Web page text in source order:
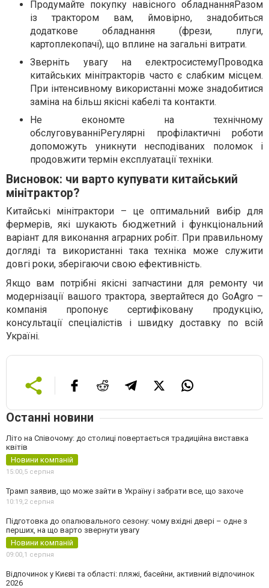
Продумайте покупку навісного обладнанняРазом
із трактором вам, ймовірно, знадобиться
додаткове обладнання (фрези, плуги,
картоплекопачі), що вплине на загальні витрати.
Зверніть увагу на електросистемуПроводка
китайських мінітракторів часто є слабким місцем.
При інтенсивному використанні може знадобитися
заміна на більш якісні кабелі та контакти.
Не економте на технічному
обслуговуванніРегулярні профілактичні роботи
допоможуть уникнути несподіваних поломок і
продовжити термін експлуатації техніки.
Висновок: чи варто купувати китайський
мінітрактор?
Китайські мінітрактори – це оптимальний вибір для
фермерів, які шукають бюджетний і функціональний
варіант для виконання аграрних робіт. При правильному
догляді та використанні така техніка може служити
довгі роки, зберігаючи свою ефективність.
Якщо вам потрібні якісні запчастини для ремонту чи
модернізації вашого трактора, звертайтеся до GoAgro –
компанія пропонує сертифіковану продукцію,
консультації спеціалістів і швидку доставку по всій
Україні.
Останні новини
Літо на Співочому: до столиці повертається традиційна виставка
квітів
Новини компаній
15:00,5 серпня
Трамп заявив, що може зайти в Україну і забрати все, що захоче
10:19,2 серпня
Підготовка до опалювального сезону: чому вхідні двері – одне з
перших, на що варто звернути увагу
Новини компаній
09:00,1 серпня
Відпочинок у Києві та області: пляжі, басейни, активний відпочинок
2026